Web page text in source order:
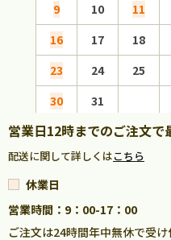
9
10 11
16
17 18
23
24 25
30
31
営業日12時までのご注文で
配送に関して詳しくはこちら
休業日
営業時間：9：00-17：00
ご注文は24時間年中無休で受